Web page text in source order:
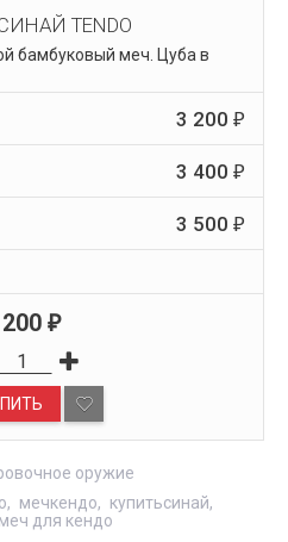
TENDO
бамбуковый меч. Цуба в
3 200 ₽
3 400 ₽
3 500 ₽
₽
оружие
мечкендо
купитьсинай
для кендо